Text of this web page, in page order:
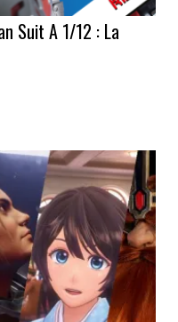
Suit A 1/12 : La